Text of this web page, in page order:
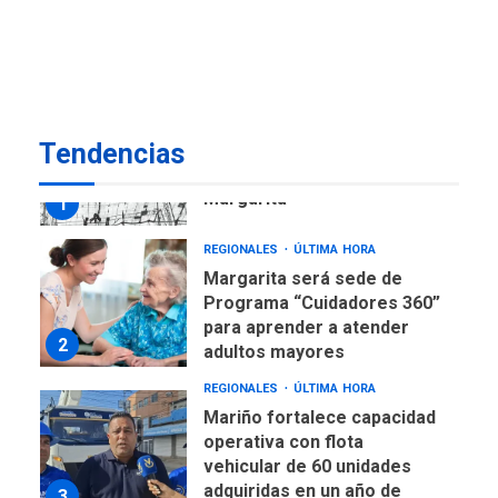
Tendencias
1
Margarita
2
REGIONALES ÚLTIMA HORA
Margarita será sede de
Programa “Cuidadores 360”
para aprender a atender
adultos mayores
REGIONALES ÚLTIMA HORA
Mariño fortalece capacidad
operativa con flota
vehicular de 60 unidades
adquiridas en un año de